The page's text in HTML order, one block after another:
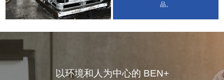
品。
以环境和人为中心的 BEN+